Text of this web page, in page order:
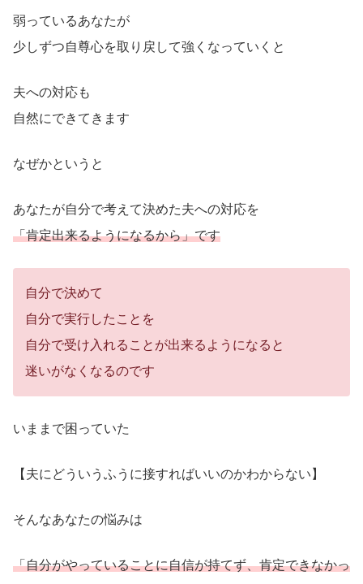
弱っているあなたが
少しずつ自尊心を取り戻して強くなっていくと
夫への対応も
自然にできてきます
なぜかというと
あなたが自分で考えて決めた夫への対応を
「肯定出来るようになるから」です
自分で決めて
自分で実行したことを
自分で受け入れることが出来るようになると
迷いがなくなるのです
いままで困っていた
【夫にどういうふうに接すればいいのかわからない】
そんなあなたの悩みは
「自分がやっていることに自信が持てず、肯定できなかっ